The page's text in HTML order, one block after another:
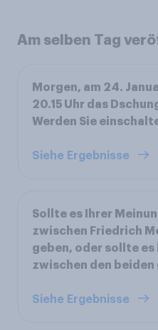
Am selben Tag
Morgen, am 24.
20.15 Uhr das
Werden Sie
Siehe Ergebnisse
Sollte es Ihrer
zwischen Friedrich
geben, oder sollte es
zwischen den beiden
Siehe Ergebnisse